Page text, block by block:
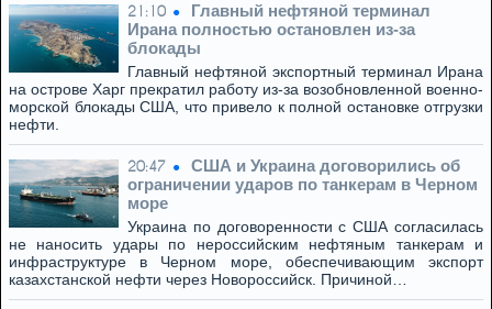
21:10
Главный нефтяной терминал
Ирана полностью остановлен из-за
блокады
Главный нефтяной экспортный терминал Ирана
на острове Харг прекратил работу из-за возобновленной военно-
морской блокады США, что привело к полной остановке отгрузки
нефти.
20:47
США и Украина договорились об
ограничении ударов по танкерам в Черном
море
Украина по договоренности с США согласилась
не наносить удары по нероссийским нефтяным танкерам и
инфраструктуре в Черном море, обеспечивающим экспорт
казахстанской нефти через Новороссийск. Причиной…